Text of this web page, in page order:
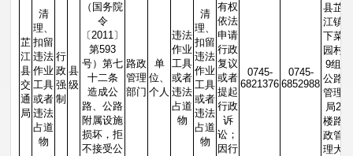
芷
江
县
交
通
局
清
理、
扣留
违法
作业
工具
或者
违法
占道
物
行
政
强
制
县
级
（国务院
令
〔2011〕
第593
号）第七
十二条
造成公
路、公路
附属设施
损坏，拒
不接受公
路政
管理
部门
单
位、
个人
违法
作业
工具
或者
违法
占道
物
清
理、
扣留
违法
作业
工具
或者
违法
占道
物
有权
依法
申请
行政
复议
或者
提起
行政
诉
讼；
因行
0745-
6821376
0745-
6852988
县芷
江镇
下菜
园村
9组
公路
管理
局2
楼路
政管
理大